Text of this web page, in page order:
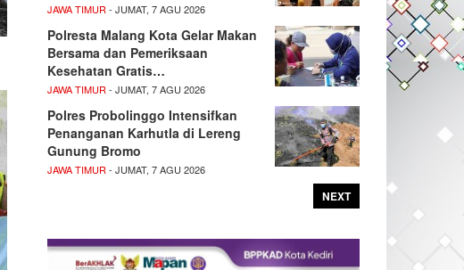
JAWA TIMUR - JUMAT, 7 AGU 2026
Polresta Malang Kota Gelar Makan
Bersama dan Pemeriksaan
Kesehatan Gratis…
JAWA TIMUR - JUMAT, 7 AGU 2026
Polres Probolinggo Intensifkan
Penanganan Karhutla di Lereng
Gunung Bromo
JAWA TIMUR - JUMAT, 7 AGU 2026
NEXT